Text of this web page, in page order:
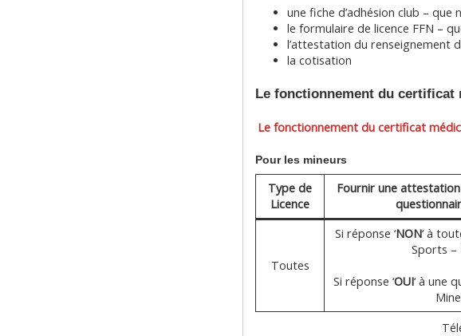
une fiche d’adhésion club –
le formulaire de licence FFN –
l’attestation du renseignement
la cotisation
Le fonctionnement du certificat
Le fonctionnement du certificat
Pour les mineurs
Type de
Licence
Fournir une
Toutes
Si réponse ‘NON‘ à
Sports –
Si réponse ‘OUI‘ à une